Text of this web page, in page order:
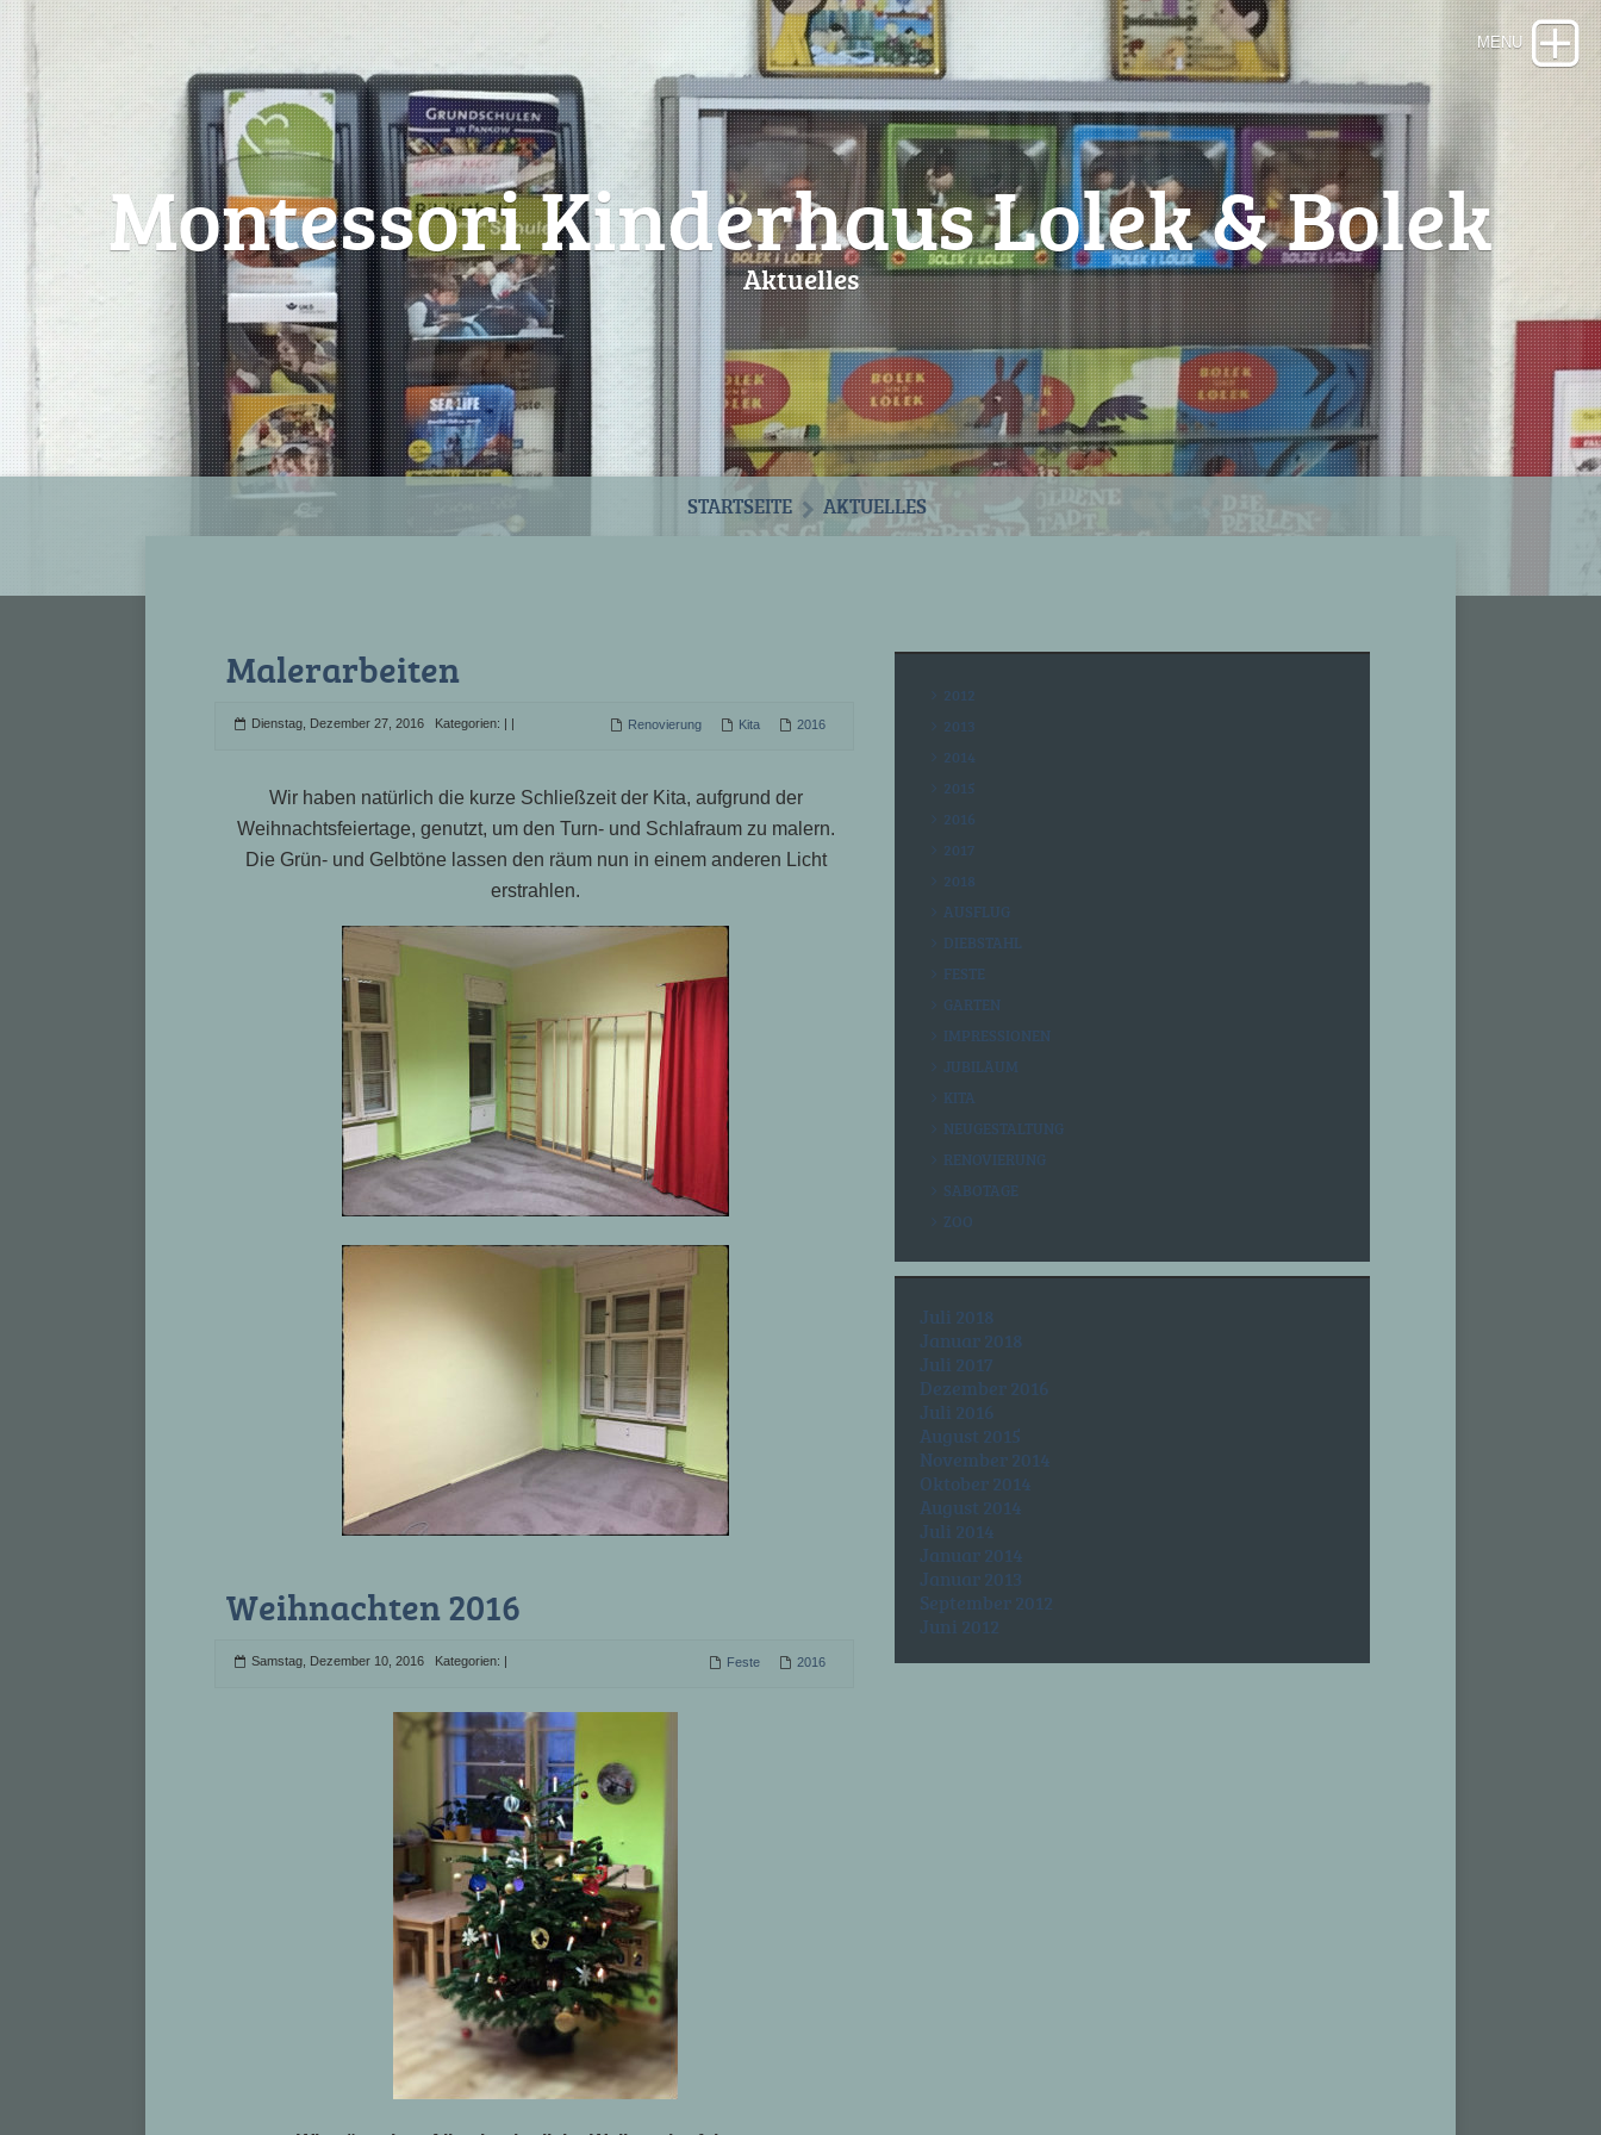
Montessori Kinderhaus Lolek & Bolek
Aktuelles
STARTSEITE AKTUELLES
Malerarbeiten
Dienstag, Dezember 27, 2016 Kategorien: 2016
| Kita
| Renovierung
Wir haben natürlich die kurze Schließzeit der Kita, aufgrund der
Weihnachtsfeiertage, genutzt, um den Turn- und Schlafraum zu malern.
Die Grün- und Gelbtöne lassen den räum nun in einem anderen Licht
erstrahlen.
Weihnachten 2016
Samstag, Dezember 10, 2016 Kategorien: 2016
| Feste
2012
2013
2014
2015
2016
2017
2018
AUSFLUG
DIEBSTAHL
FESTE
GARTEN
IMPRESSIONEN
JUBILÄUM
KITA
NEUGESTALTUNG
RENOVIERUNG
SABOTAGE
ZOO
Juli 2018
Januar 2018
Juli 2017
Dezember 2016
Juli 2016
August 2015
November 2014
Oktober 2014
August 2014
Juli 2014
Januar 2014
Januar 2013
September 2012
Juni 2012